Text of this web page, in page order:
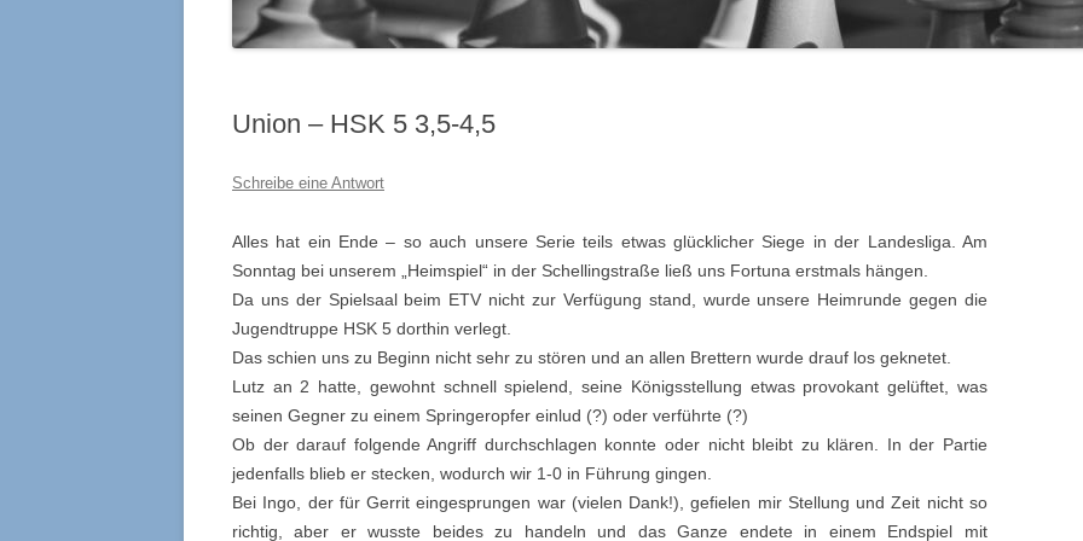
6. MANNSCHAFT
Union – HSK 5 3,5-4,5
Schreibe eine Antwort
Alles hat ein Ende – so auch unsere Serie teils etwas glücklicher Siege in der Landesliga. Am
Sonntag bei unserem „Heimspiel“ in der Schellingstraße ließ uns Fortuna erstmals hängen.
Da uns der Spielsaal beim ETV nicht zur Verfügung stand, wurde unsere Heimrunde gegen die
Jugendtruppe HSK 5 dorthin verlegt.
Das schien uns zu Beginn nicht sehr zu stören und an allen Brettern wurde drauf los geknetet.
Lutz an 2 hatte, gewohnt schnell spielend, seine Königsstellung etwas provokant gelüftet, was
seinen Gegner zu einem Springeropfer einlud (?) oder verführte (?)
Ob der darauf folgende Angriff durchschlagen konnte oder nicht bleibt zu klären. In der Partie
jedenfalls blieb er stecken, wodurch wir 1-0 in Führung gingen.
Bei Ingo, der für Gerrit eingesprungen war (vielen Dank!), gefielen mir Stellung und Zeit nicht so
richtig, aber er wusste beides zu handeln und das Ganze endete in einem Endspiel mit